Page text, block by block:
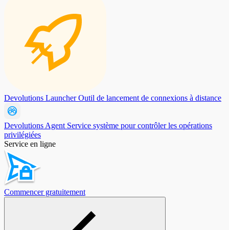
Devolutions Launcher Outil de lancement de connexions à distance
Devolutions Agent Service système pour contrôler les opérations
privilégiées
Service en ligne
Commencer gratuitement